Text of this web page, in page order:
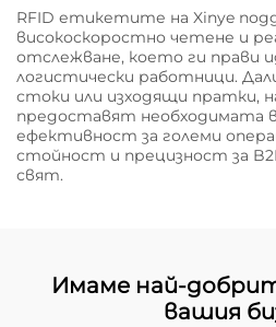
RFID етикетите на Xinye
високоскоростно четене и
отслежване, което ги прави
логистически работници.
стоки или изходящи пратки,
предоставят необходимата
ефективност за големи
стойност и прецизност за
свят.
Имаме най-
вашия